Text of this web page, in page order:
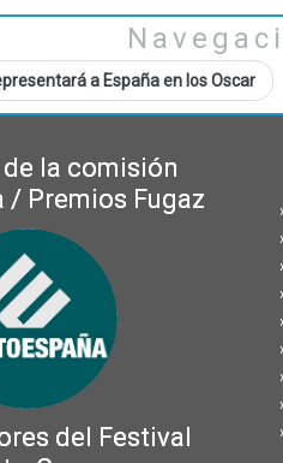
a España en los Oscar
la comisión
/ Premios Fugaz
del Festival